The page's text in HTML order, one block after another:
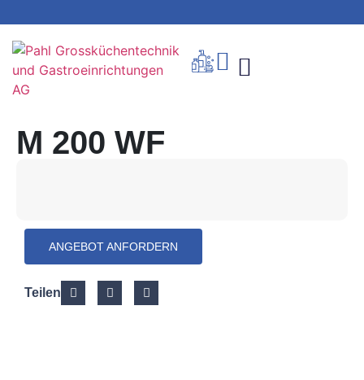
M 200 WF
ANGEBOT ANFORDERN
Teilen